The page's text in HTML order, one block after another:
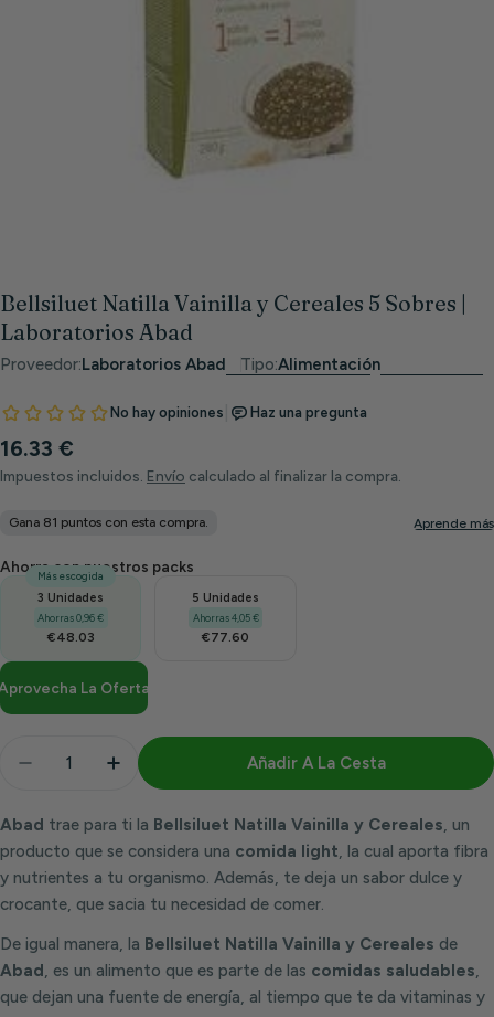
Bellsiluet Natilla Vainilla y Cereales 5 Sobres |
Laboratorios Abad
Proveedor:Laboratorios Abad Tipo:Alimentación
Precio
habitual
16.33 €
Impuestos incluidos. Envío calculado al finalizar la compra.
Ahorra con nuestros packs
Más escogida
3 Unidades
Ahorras 0,96 €
€48.03
5 Unidades
Ahorras 4,05 €
€77.60
La Oferta
Disminuir Cantidad Para Bellsiluet Natilla Vainilla
Aumentar Cantidad Para Bellsiluet
Añadir A La Cesta
Abad trae para ti la Bellsiluet Natilla Vainilla y Cereales, un
producto que se considera una comida light, la cual aporta fibra
y nutrientes a tu organismo. Además, te deja un sabor dulce y
crocante, que sacia tu necesidad de comer.
De igual manera, la Bellsiluet Natilla Vainilla y Cereales de
Abad , es un alimento que es parte de las comidas saludables,
que dejan una fuente de energía, al tiempo que te da vitaminas y